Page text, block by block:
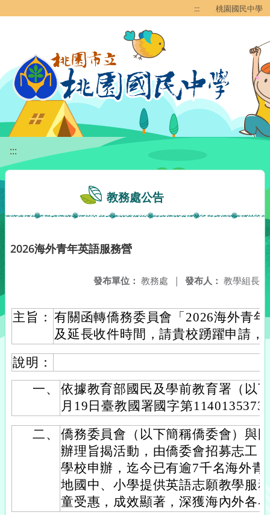
::: 桃園國民中學
:::
教務處公告
2026海外青年英語服務營
發布人： 教學組長
發布單位： 教務處 |
主旨： 有關函轉僑務委員會「2026海外青
及延長收件時間，請貴校踴躍申請，
說明：
一、
依據教育部國民及學前教育署（以
月19日臺教國署國字第1140135373
二、
僑務委員會（以下簡稱僑委會）與
辦理旨揭活動，由僑委會招募志工
學校申辦，迄今已有逾7千名海外
地國中、小學提供英語志願教學服
童受惠，成效顯著，深獲海內外各